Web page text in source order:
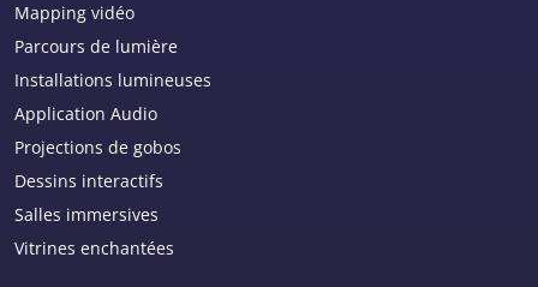
Mapping vidéo
Parcours de lumière
Installations lumineuses
Application Audio
Projections de gobos
Dessins interactifs
Salles immersives
Vitrines enchantées